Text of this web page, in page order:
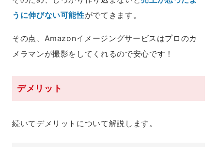
うに伸びない可能性がでてきます。
その点、Amazonイメージングサービスはプロのカ
メラマンが撮影をしてくれるので安心です！
デメリット
続いてデメリットについて解説します。